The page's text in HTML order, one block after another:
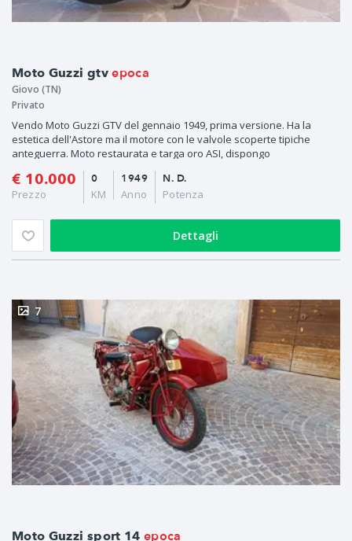
Moto Guzzi gtv epoca
Giovo (TN)
Privato
Vendo Moto Guzzi GTV del gennaio 1949, prima versione. Ha la
estetica dell'Astore ma il motore con le valvole scoperte tipiche
anteguerra. Moto restaurata e targa oro ASI, dispongo
€ 10.000
Prezzo
1949
Anno
0
KM
N. D.
Potenza
Dettagli
Moto Guzzi sport 14 epoca
7